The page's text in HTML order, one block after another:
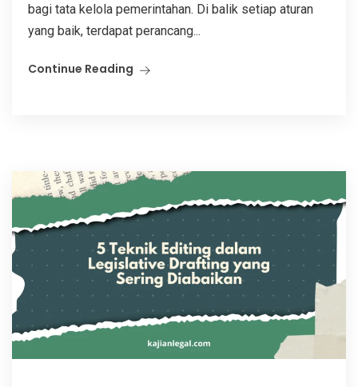
bagi tata kelola pemerintahan. Di balik setiap aturan
yang baik, terdapat perancang...
Continue Reading